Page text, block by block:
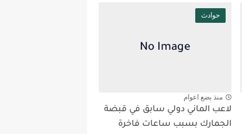
حوادث
منذ بضع اعوام
لاعب الماني دولي سابق في قبضة
الجمارك بسبب ساعات فاخرة